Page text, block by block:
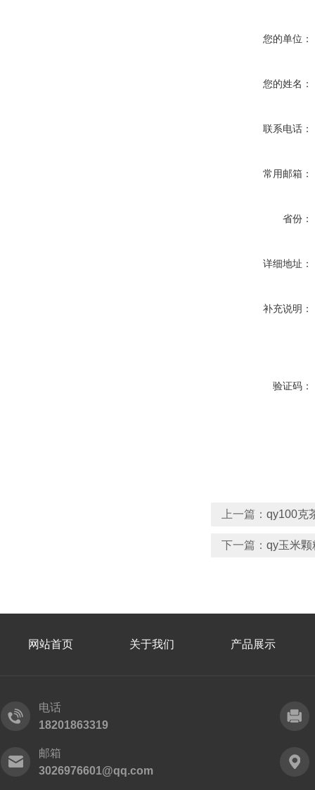
您的单位：
您的姓名：
联系电话：
常用邮箱：
省份：
详细地址：
补充说明：
验证码：
上一篇： qy100克
下一篇： qy玉米
网站首页 关于我们 产品展示
电话
18201863319
邮箱
3026976601@qq.com